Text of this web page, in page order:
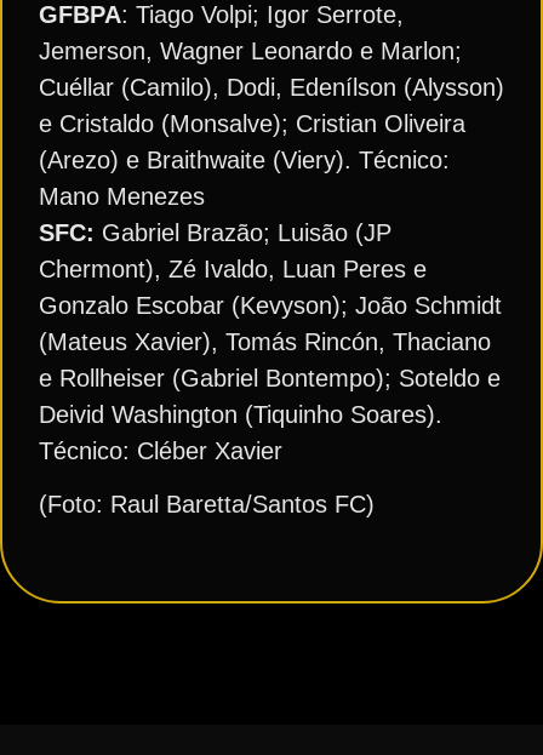
GFBPA: Tiago Volpi; Igor Serrote,
Jemerson, Wagner Leonardo e Marlon;
Cuéllar (Camilo), Dodi, Edenílson (Alysson)
e Cristaldo (Monsalve); Cristian Oliveira
(Arezo) e Braithwaite (Viery). Técnico:
Mano Menezes
SFC: Gabriel Brazão; Luisão (JP
Chermont), Zé Ivaldo, Luan Peres e
Gonzalo Escobar (Kevyson); João Schmidt
(Mateus Xavier), Tomás Rincón, Thaciano
e Rollheiser (Gabriel Bontempo); Soteldo e
Deivid Washington (Tiquinho Soares).
Técnico: Cléber Xavier
(Foto: Raul Baretta/Santos FC)